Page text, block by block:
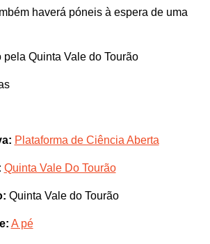
haverá póneis à espera de uma
pela Quinta Vale do Tourão
Plataforma de Ciência Aberta
Quinta Vale Do Tourão
Quinta Vale do Tourão
A pé